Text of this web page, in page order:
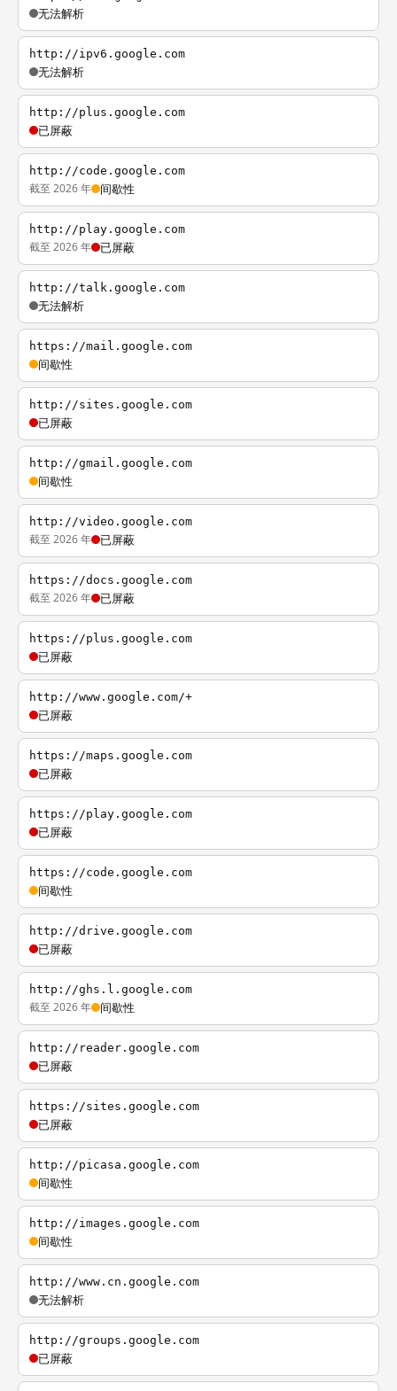
无法解析
http://ipv6.google.com
无法解析
http://plus.google.com
已屏蔽
http://code.google.com
截至 2026 年 间歇性
http://play.google.com
截至 2026 年 已屏蔽
http://talk.google.com
无法解析
https://mail.google.com
间歇性
http://sites.google.com
已屏蔽
http://gmail.google.com
间歇性
http://video.google.com
截至 2026 年 已屏蔽
https://docs.google.com
截至 2026 年 已屏蔽
https://plus.google.com
已屏蔽
http://www.google.com/+
已屏蔽
https://maps.google.com
已屏蔽
https://play.google.com
已屏蔽
https://code.google.com
间歇性
http://drive.google.com
已屏蔽
http://ghs.l.google.com
截至 2026 年 间歇性
http://reader.google.com
已屏蔽
https://sites.google.com
已屏蔽
http://picasa.google.com
间歇性
http://images.google.com
间歇性
http://www.cn.google.com
无法解析
http://groups.google.com
已屏蔽